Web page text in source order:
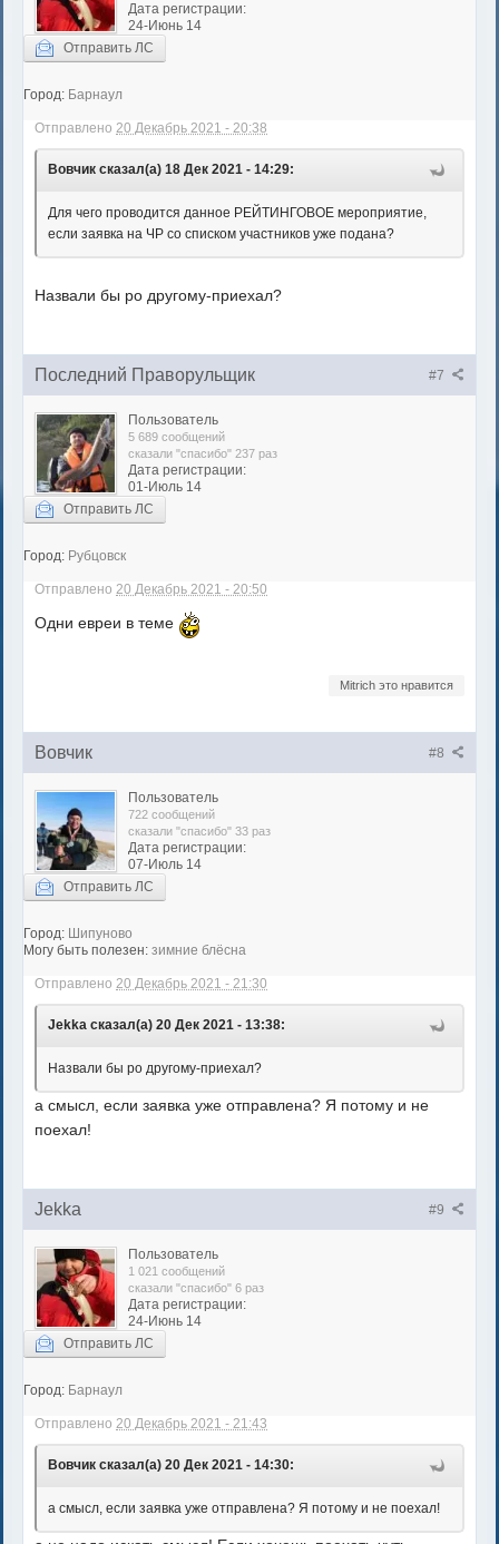
Дата регистрации:
24-Июнь 14
Отправить ЛС
Город: Барнаул
Отправлено 20 Декабрь 2021 - 20:38
Вовчик сказал(а) 18 Дек 2021 - 14:29:
Для чего проводится данное РЕЙТИНГОВОЕ мероприятие,
если заявка на ЧР со списком участников уже подана?
Назвали бы ро другому-приехал?
#7
Последний Праворульщик
Пользователь
5 689 сообщений
сказали "спасибо" 237 раз
Дата регистрации:
01-Июль 14
Отправить ЛС
Город: Рубцовск
Отправлено 20 Декабрь 2021 - 20:50
Одни евреи в теме
Mitrich это нравится
#8
Вовчик
Пользователь
722 сообщений
сказали "спасибо" 33 раз
Дата регистрации:
07-Июль 14
Отправить ЛС
Город: Шипуново
Могу быть полезен: зимние блёсна
Отправлено 20 Декабрь 2021 - 21:30
Jekka сказал(а) 20 Дек 2021 - 13:38:
Назвали бы ро другому-приехал?
а смысл, если заявка уже отправлена? Я потому и не
поехал!
#9
Jekka
Пользователь
1 021 сообщений
сказали "спасибо" 6 раз
Дата регистрации:
24-Июнь 14
Отправить ЛС
Город: Барнаул
Отправлено 20 Декабрь 2021 - 21:43
Вовчик сказал(а) 20 Дек 2021 - 14:30:
а смысл, если заявка уже отправлена? Я потому и не поехал!